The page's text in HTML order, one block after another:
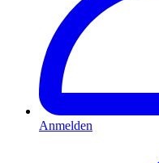
Anmelden